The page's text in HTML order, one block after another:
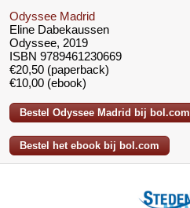
Odyssee Madrid
Eline Dabekaussen
Odyssee, 2019
ISBN 9789461230669
€20,50 (paperback)
€10,00 (ebook)
Bestel Odyssee Madrid bij bol.com
Bestel het ebook bij bol.com